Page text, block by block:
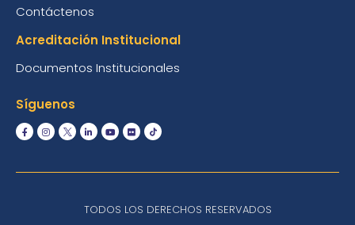
Contáctenos
Acreditación Institucional
Documentos Institucionales
Síguenos
TODOS LOS DERECHOS RESERVADOS